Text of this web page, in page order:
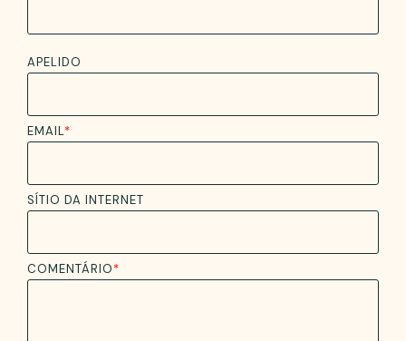
APELIDO
EMAIL*
SÍTIO DA INTERNET
COMENTÁRIO*